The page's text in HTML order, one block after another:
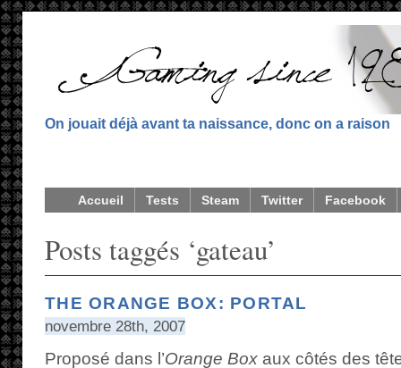
On jouait déjà avant ta naissance, donc on a raison
Accueil Tests Steam Twitter Facebook
Posts taggés ‘gateau’
THE ORANGE BOX: PORTAL
novembre 28th, 2007
Proposé dans l’Orange Box aux côtés des